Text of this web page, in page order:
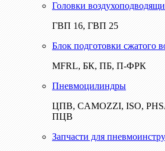
Головки
ГВП 16, ГВП 25
Блок подготовки сжатого
MFRL, БК, ПБ, П-ФРК
Пневмоцилиндры
ЦПВ, CAMOZZI, ISO,
ПЦВ
Запчасти для